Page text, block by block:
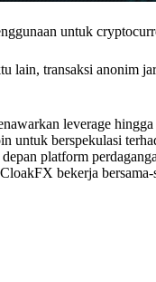
untuk
lain, transaksi anonim
leverage
untuk berspekulasi
platform
bekerja bersama-